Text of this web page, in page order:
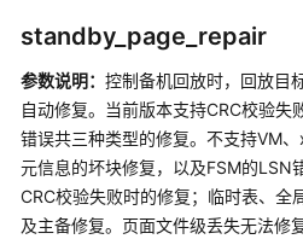
务
公
告
产
品
standby_page_repair
参数说明： 控制备机回放时，回放目
自动修复。当前版本支持CRC校验失
错误共三种类型的修复。不支持VM
元信息的坏块修复，以及FSM的LSN
CRC校验失败时的修复；临时表、
及主备修复。页面文件级丢失无法修复